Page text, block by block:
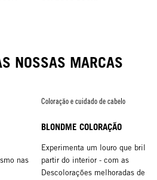
NOSSAS MARCAS
nas
Coloração e cuidado de cabelo
BLONDME COLORAÇÃO
Experimenta um louro que brilha
partir do interior - com as
Descolorações melhoradas de